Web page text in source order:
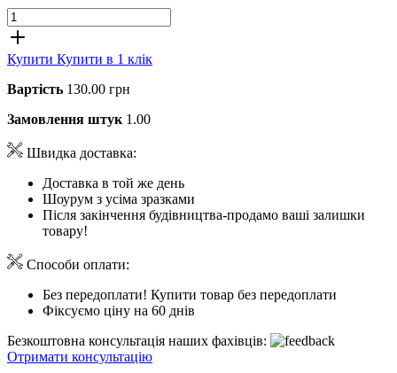
Купити Купити в 1 клік
Вартість 130.00 грн
Замовлення штук 1.00
Швидка доставка:
Доставка в той же день
Шоурум з усіма зразками
Після закінчення будівництва-продамо ваші залишки
товару!
Способи оплати:
Без передоплати! Купити товар без передоплати
Фіксуємо ціну на 60 днів
Безкоштовна консультація наших фахівців:
Отримати консультацію